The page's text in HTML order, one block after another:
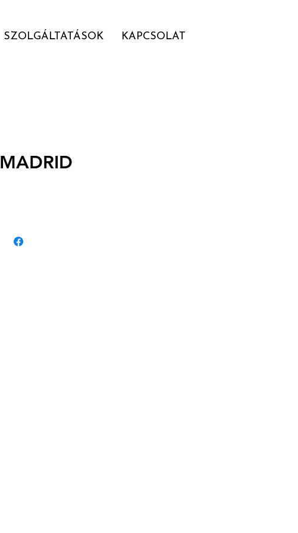
SZOLGÁLTATÁSOK KAPCSOLAT
MADRID